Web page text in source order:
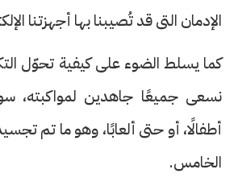
الإدمان التى قد تُصيبنا بها أجهزتنا
كما يسلط الضوء على كيفية تحوّل
نسعى جميعًا جاهدين لمواكبته،
أطفالًا، أو حتى ألعابًا، وهو ما تم
الخامس.